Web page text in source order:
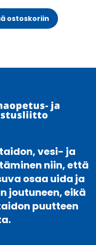
ostoskoriin
vesi- ja
niin, että
osaa uida ja
joutuneen, eikä
puutteen